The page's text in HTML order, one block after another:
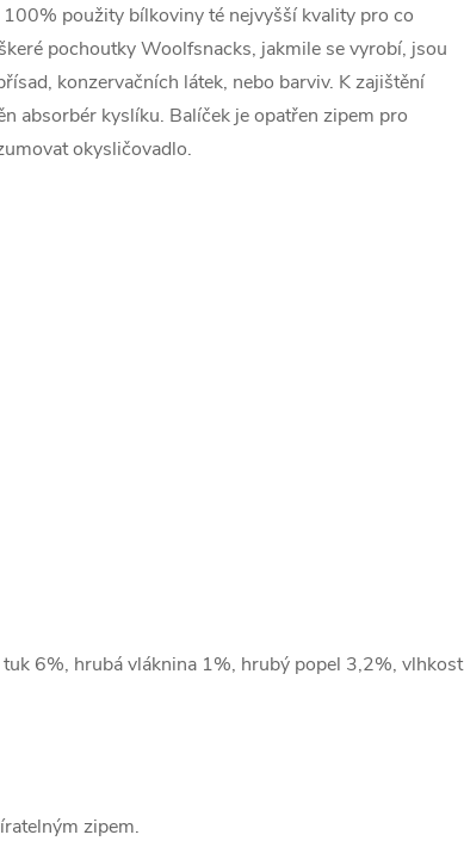
použity bílkoviny té nejvyšší kvality pro co
pochoutky Woolfsnacks, jakmile se vyrobí, jsou
konzervačních látek, nebo barviv. K zajištění
absorbér kyslíku. Balíček je opatřen zipem pro
okysličovadlo.
6%, hrubá vláknina 1%, hrubý popel 3,2%, vlhkost
zipem.